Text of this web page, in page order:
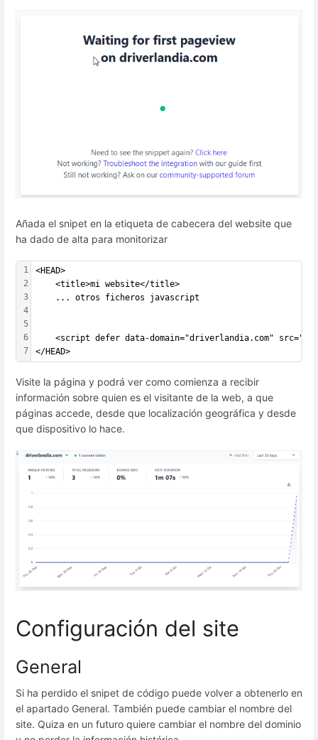
Añada el snipet en la etiqueta de cabecera del website que
ha dado de alta para monitorizar
1
2
3
4
5
6
7
<HEAD>
	<title>mi website</title>
    ... otros ficheros javascript
<script defer data-domain="driverlandia.com"
</HEAD>
Visite la página y podrá ver como comienza a recibir
información sobre quien es el visitante de la web, a que
páginas accede, desde que localización geográfica y desde
que dispositivo lo hace.
Configuración del site
General
Si ha perdido el snipet de código puede volver a obtenerlo en
el apartado General. También puede cambiar el nombre del
site. Quiza en un futuro quiere cambiar el nombre del dominio